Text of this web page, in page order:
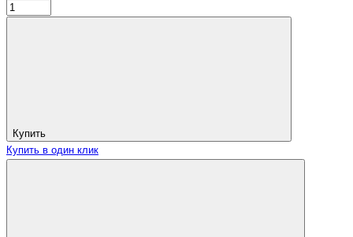
Купить
Купить в один клик